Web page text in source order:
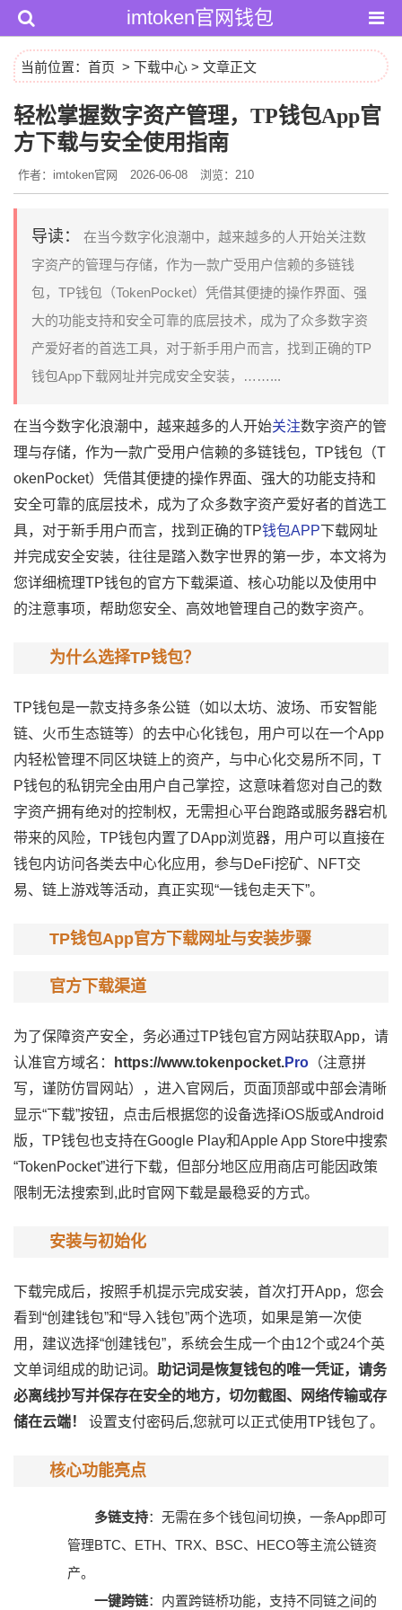
imtoken官网钱包
当前位置： 首页 > 下载中心 > 文章正文
轻松掌握数字资产管理，TP钱包App官
方下载与安全使用指南
作者：imtoken官网 2026-06-08 浏览：210
导读：
在当今数字化浪潮中，越来越多的人开始关注数
字资产的管理与存储，作为一款广受用户信赖的多链钱
包，TP钱包（TokenPocket）凭借其便捷的操作界面、强
大的功能支持和安全可靠的底层技术，成为了众多数字资
产爱好者的首选工具，对于新手用户而言，找到正确的TP
钱包App下载网址并完成安全安装，……...
在当今数字化浪潮中，越来越多的人开始关注数字资产的管
理与存储，作为一款广受用户信赖的多链钱包，TP钱包（T
okenPocket）凭借其便捷的操作界面、强大的功能支持和
安全可靠的底层技术，成为了众多数字资产爱好者的首选工
具，对于新手用户而言，找到正确的TP钱包APP下载网址
并完成安全安装，往往是踏入数字世界的第一步，本文将为
您详细梳理TP钱包的官方下载渠道、核心功能以及使用中
的注意事项，帮助您安全、高效地管理自己的数字资产。
为什么选择TP钱包？
TP钱包是一款支持多条公链（如以太坊、波场、币安智能
链、火币生态链等）的去中心化钱包，用户可以在一个App
内轻松管理不同区块链上的资产，与中心化交易所不同，T
P钱包的私钥完全由用户自己掌控，这意味着您对自己的数
字资产拥有绝对的控制权，无需担心平台跑路或服务器宕机
带来的风险，TP钱包内置了DApp浏览器，用户可以直接在
钱包内访问各类去中心化应用，参与DeFi挖矿、NFT交
易、链上游戏等活动，真正实现“一钱包走天下”。
TP钱包App官方下载网址与安装步骤
官方下载渠道
为了保障资产安全，务必通过TP钱包官方网站获取App，请
认准官方域名：
https://www.tokenpocket.Pro （注意拼
写，谨防仿冒网站），进入官网后，页面顶部或中部会清晰
显示“下载”按钮，点击后根据您的设备选择iOS版或Android
版，TP钱包也支持在Google Play和Apple App Store中搜索
“TokenPocket”进行下载，但部分地区应用商店可能因政策
限制无法搜索到,此时官网下载是最稳妥的方式。
安装与初始化
下载完成后，按照手机提示完成安装，首次打开App，您会
看到“创建钱包”和“导入钱包”两个选项，如果是第一次使
用，建议选择“创建钱包”，系统会生成一个由12个或24个英
文单词组成的助记词。 助记词是恢复钱包的唯一凭证，请务
必离线抄写并保存在安全的地方，切勿截图、网络传输或存
储在云端！
设置支付密码后,您就可以正式使用TP钱包了。
核心功能亮点
多链支持：无需在多个钱包间切换，一条App即可
管理BTC、ETH、TRX、BSC、HECO等主流公链资
产。
一键跨链：内置跨链桥功能，支持不同链之间的